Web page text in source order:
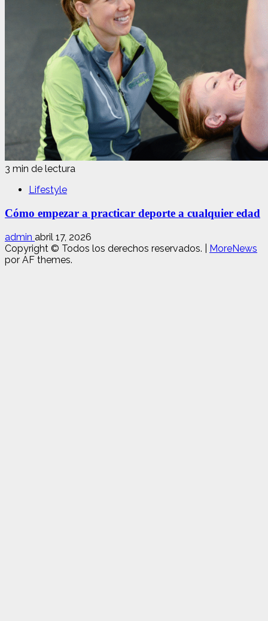
3 min de lectura
Lifestyle
Cómo empezar a practicar deporte a cualquier edad
admin abril 17, 2026
Copyright © Todos los derechos reservados.
MoreNews
por AF themes.